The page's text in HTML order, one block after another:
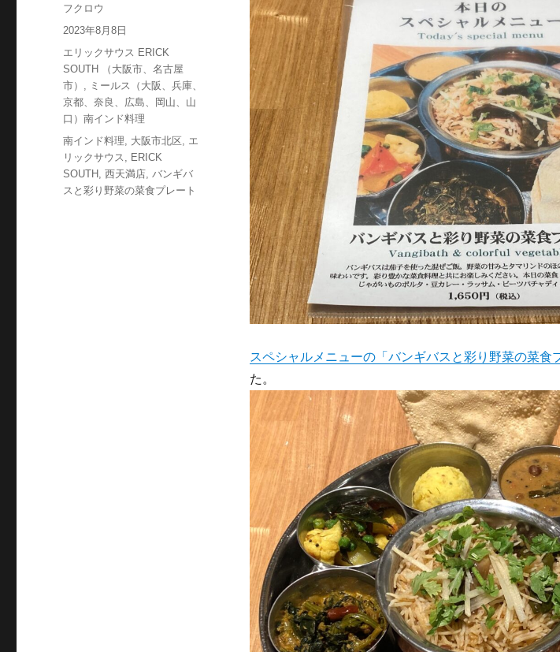
スペシャルメニューの「バンギバスと彩り野菜の菜食
た。
投
稿
フクロウ
投
日:
2023年8月8日
カ
テ
ゴ
リ
ー
エリックサウス ERICK
SOUTH （大阪市、名古屋
市） , ミールス（大阪、兵庫、
京都、奈良、広島、岡山、山
口）南インド料理
タ
グ
南インド料理, 大阪市北区, エ
リックサウス , ERICK
SOUTH ,西天満店,バンギバ
スと彩り野菜の菜食プレート